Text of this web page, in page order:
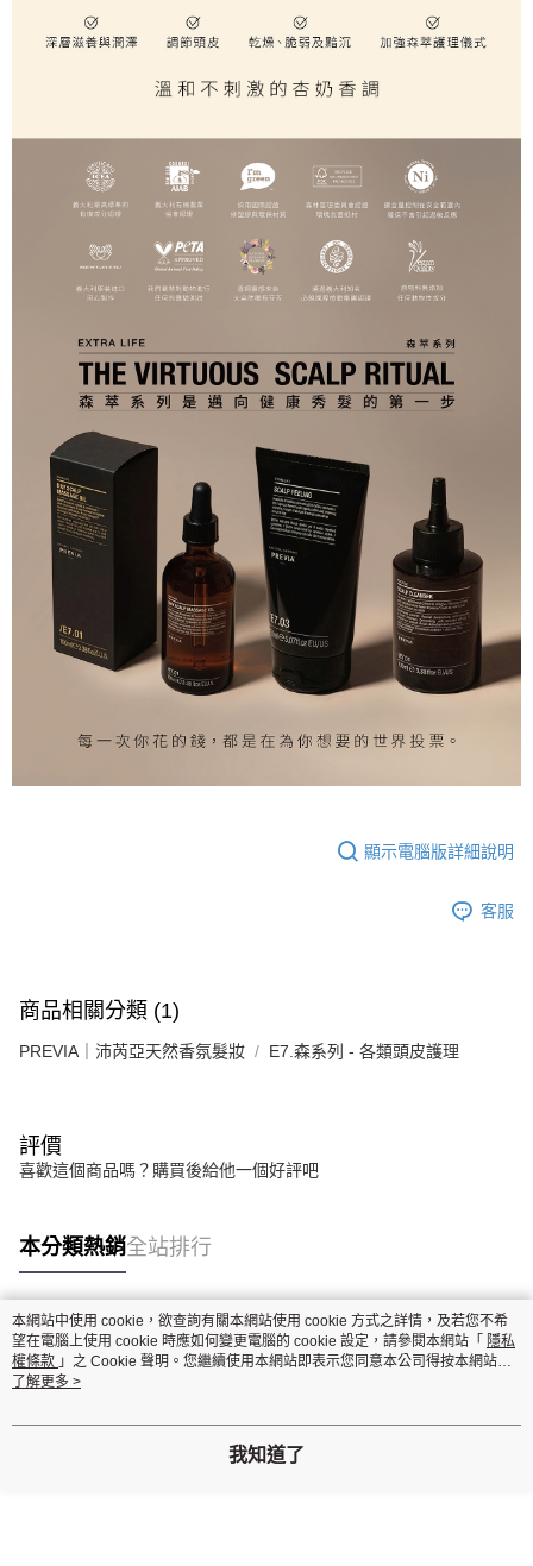
顯示電腦版詳細說明
客服
商品相關分類 (1)
PREVIA｜沛芮亞天然香氛髮妝 E7.森系列 - 各類頭皮護理
評價
喜歡這個商品嗎？購買後給他一個好評吧
本分類熱銷全站排行
熱門標籤
本網站中使用 cookie，欲查詢有關本網站使用 cookie 方式之詳情，及若您不希
望在電腦上使用 cookie 時應如何變更電腦的 cookie 設定，請參閱本網站「 隱私
權條款 」之 Cookie 聲明。您繼續使用本網站即表示您同意本公司得按本網站使
用條款之 Cookie 聲明使用 cookie。
了解更多 >
我知道了